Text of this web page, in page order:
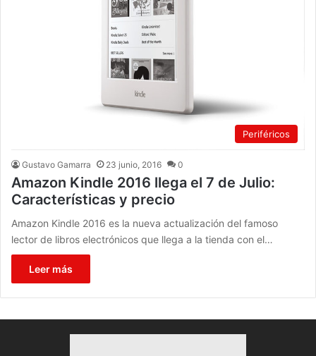
Periféricos
Gustavo Gamarra 23 junio, 2016 0
Amazon Kindle 2016 llega el 7 de Julio:
Características y precio
Amazon Kindle 2016 es la nueva actualización del famoso
lector de libros electrónicos que llega a la tienda con el…
Leer más